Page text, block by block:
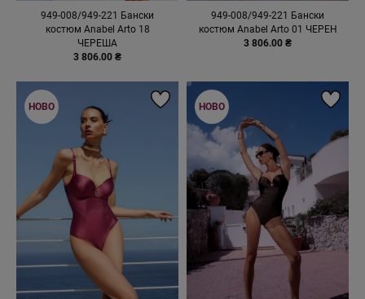
949-008/949-221 Бански
костюм Anabel Arto 18
ЧЕРЕША
3 806.00 ₴
949-008/949-221 Бански
костюм Anabel Arto 01 ЧЕРЕН
3 806.00 ₴
НОВО НОВО